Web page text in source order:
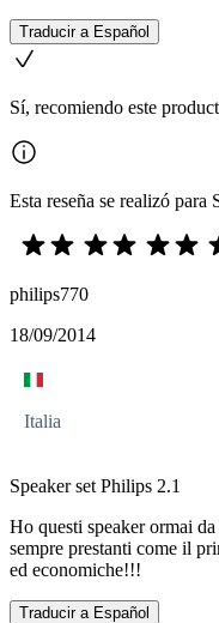
Traducir a Español
Sí, recomiendo este
Esta reseña se realizó
philips770
18/09/2014
Italia
Speaker set Philips 2.1
Ho questi speaker ormai
sempre prestanti come il
ed economiche!!!
Traducir a Español